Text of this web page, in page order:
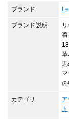
ブランド
ブランド説明
着
革
の
カテゴリ
ト